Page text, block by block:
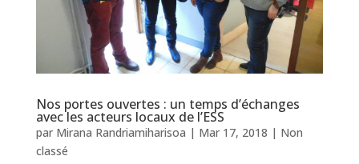
Nos portes ouvertes : un temps d’échanges
avec les acteurs locaux de l’ESS
par Mirana Randriamiharisoa | Mar 17, 2018 | Non
classé